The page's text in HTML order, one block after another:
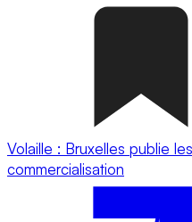
Volaille : Bruxelles publie
commercialisation